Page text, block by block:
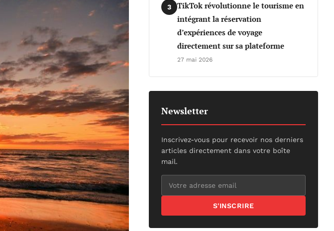
3
TikTok révolutionne le tourisme en
intégrant la réservation
d’expériences de voyage
directement sur sa plateforme
27 mai 2026
Newsletter
Inscrivez-vous pour recevoir nos derniers
articles directement dans votre boîte
mail.
S'INSCRIRE